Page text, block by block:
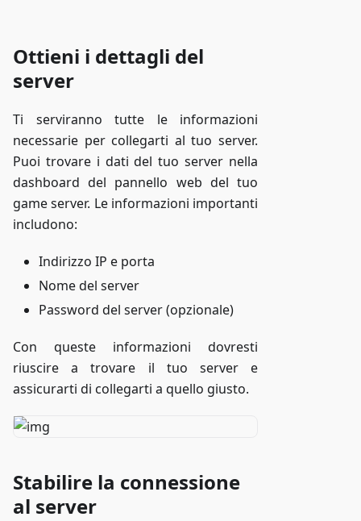
Ottieni i dettagli del
server
Ti serviranno tutte le informazioni
necessarie per collegarti al tuo server.
Puoi trovare i dati del tuo server nella
dashboard del pannello web del tuo
game server. Le informazioni importanti
includono:
Indirizzo IP e porta
Nome del server
Password del server (opzionale)
Con queste informazioni dovresti
riuscire a trovare il tuo server e
assicurarti di collegarti a quello giusto.
Stabilire la connessione
al server